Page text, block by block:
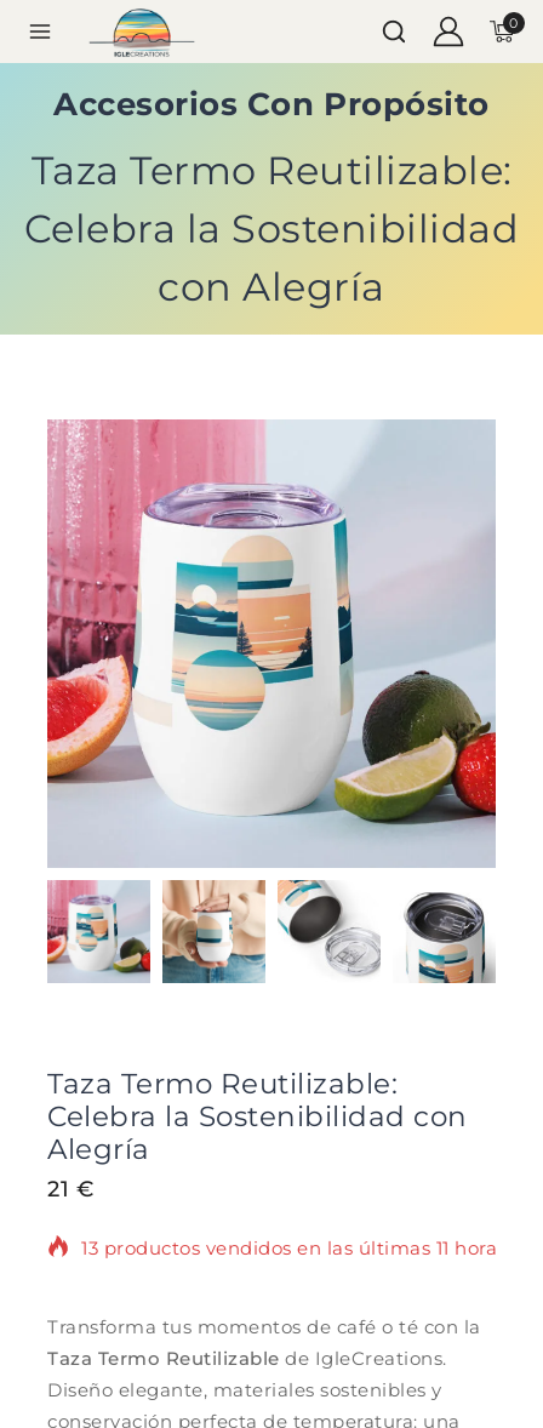
0
Accesorios Con Propósito
Taza Termo Reutilizable:
Celebra la Sostenibilidad
con Alegría
Taza Termo Reutilizable:
Celebra la Sostenibilidad con
Alegría
21 €
13 productos vendidos en las últimas 11 horas
en su carrito.
Transforma tus momentos de café o té con la
Taza Termo Reutilizable de IgleCreations.
Diseño elegante, materiales sostenibles y
conservación perfecta de temperatura: una